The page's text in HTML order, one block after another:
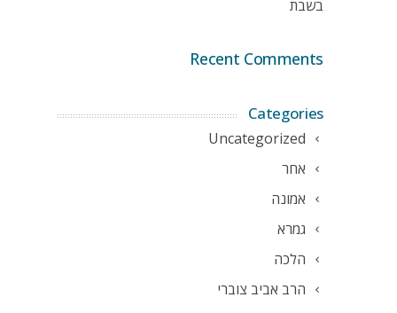
בשבת
Recent Comments
Categories
Uncategorized
אחר
אמונה
גמרא
הלכה
הרב אביב צוברי